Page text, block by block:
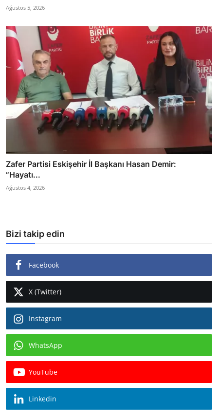
Ağustos 5, 2026
Zafer Partisi Eskişehir İl Başkanı Hasan Demir:
“Hayatı...
Ağustos 4, 2026
Bizi takip edin
Facebook
X (Twitter)
Instagram
WhatsApp
YouTube
Linkedin